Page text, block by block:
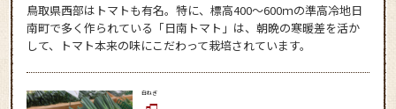
鳥取県西部はトマトも有名。特に、標高400〜600ｍの準高冷地日
南町で多く作られている「日南トマト」は、朝晩の寒暖差を活か
して、トマト本来の味にこだわって栽培されています。
白ねぎ